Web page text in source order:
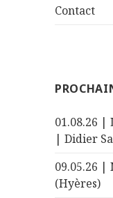
Contact
01.08.26 |
| Didier
09.05.26 |
(Hyères)